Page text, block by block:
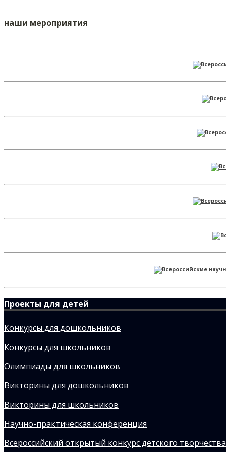
наши мероприятия
Проекты для детей
Конкурсы для дошкольников
Конкурсы для школьников
Олимпиады для школьников
Викторины для дошкольников
Викторины для школьников
Научно-практическая конференция
Всероссийский открытый конкурс детского творчества